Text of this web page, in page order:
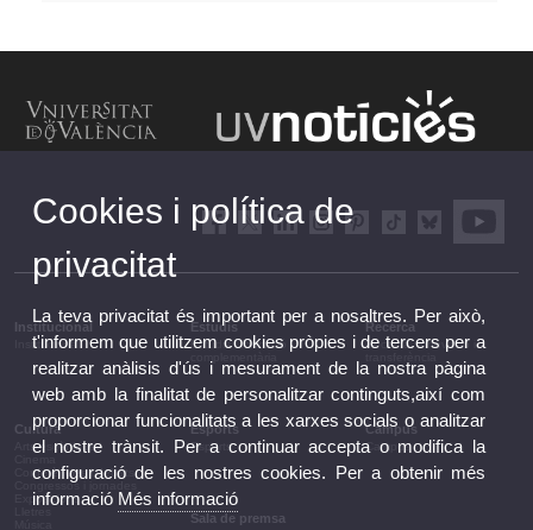
Institucional
Institucional
Estudis
Estudis i formació
Recerca
Recerca, innovació i
Cultura
Arts escèniques
Conferències i debats
Congressos i jornades
Exposicions
Esports
Esports
Campus
Campus
Sala de premsa
Cookies i política de
privacitat
La teva privacitat és important per a nosaltres. Per això,
t'informem que utilitzem cookies pròpies i de tercers per a
realitzar anàlisis d'ús i mesurament de la nostra pàgina
web amb la finalitat de personalitzar continguts,així com
proporcionar funcionalitats a les xarxes socials o analitzar
el nostre trànsit. Per a continuar accepta o modifica la
configuració de les nostres cookies. Per a obtenir més
informació Més informació